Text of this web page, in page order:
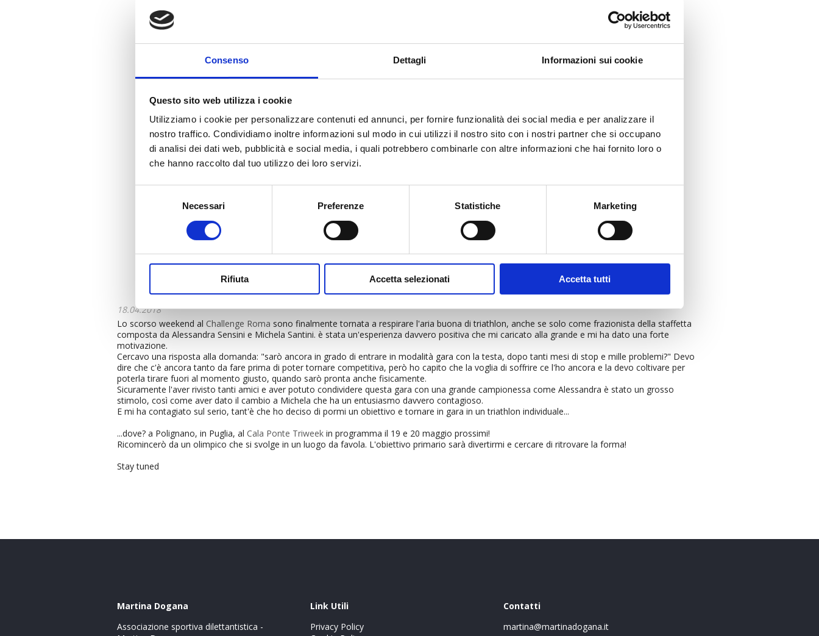
Consenso Dettagli Informazioni sui cookie
Questo sito web utilizza i cookie
Utilizziamo i cookie per personalizzare contenuti ed annunci, per fornire funzionalità dei social media e per analizzare il
nostro traffico. Condividiamo inoltre informazioni sul modo in cui utilizzi il nostro sito con i nostri partner che si occupano
di analisi dei dati web, pubblicità e social media, i quali potrebbero combinarle con altre informazioni che hai fornito loro o
che hanno raccolto dal tuo utilizzo dei loro servizi.
Necessari Preferenze Statistiche Marketing
Rifiuta Accetta selezionati Accetta tutti
18.04.2018
Lo scorso weekend al Challenge Roma sono finalmente tornata a respirare l'aria buona di triathlon, anche se solo come frazionista della staffetta
composta da Alessandra Sensini e Michela Santini. è stata un'esperienza davvero positiva che mi caricato alla grande e mi ha dato una forte
motivazione.
Cercavo una risposta alla domanda: "sarò ancora in grado di entrare in modalità gara con la testa, dopo tanti mesi di stop e mille problemi?" Devo
dire che c'è ancora tanto da fare prima di poter tornare competitiva, però ho capito che la voglia di soffrire ce l'ho ancora e la devo coltivare per
poterla tirare fuori al momento giusto, quando sarò pronta anche fisicamente.
Sicuramente l'aver rivisto tanti amici e aver potuto condividere questa gara con una grande campionessa come Alessandra è stato un grosso
stimolo, così come aver dato il cambio a Michela che ha un entusiasmo davvero contagioso.
E mi ha contagiato sul serio, tant'è che ho deciso di pormi un obiettivo e tornare in gara in un triathlon individuale...
...dove? a Polignano, in Puglia, al Cala Ponte Triweek in programma il 19 e 20 maggio prossimi!
Ricomincerò da un olimpico che si svolge in un luogo da favola. L'obiettivo primario sarà divertirmi e cercare di ritrovare la forma!
Stay tuned
Martina Dogana
Associazione sportiva dilettantistica -
Link Utili
Privacy Policy
Contatti
martina@martinadogana.it